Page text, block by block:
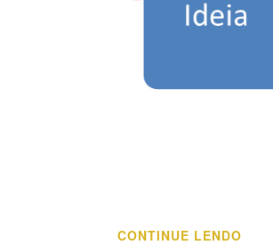
CONTINUE LENDO